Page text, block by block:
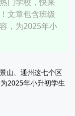
文章包含班级
，为2025年小
山、通州这七个区
2025年小升初学生